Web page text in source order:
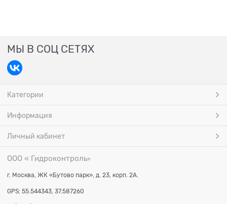
МЫ В СОЦ СЕТЯХ
Категории
Информация
Личный кабинет
ООО « Гидроконтроль»
г. Москва, ЖК «Бутово парк», д. 23, корп. 2А.
GPS: 55.544343, 37.587260